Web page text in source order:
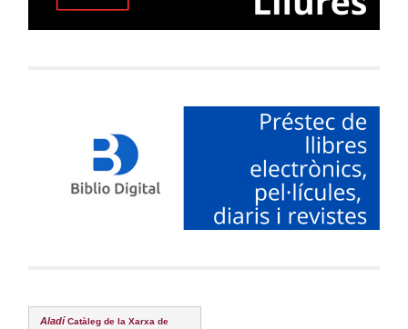
Aladí Catàleg de la Xarxa de